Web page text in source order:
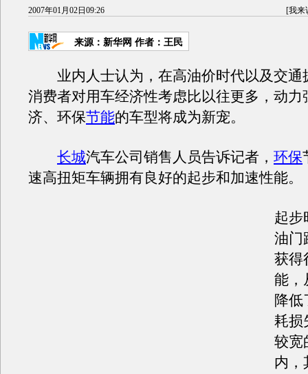
2007年01月02日09:26 [我来
来源：新华网 作者：王民
业内人士认为，在高油价时代以及交通
消费者对用车经济性考虑比以往更多，动力
济、环保节能的车型将成为新宠。
长城汽车公司销售人员告诉记者， 环保
速高扭矩车辆拥有良好的起步和加速性能。
起步
油门
获得
能，
降低
耗损
较宽
内，